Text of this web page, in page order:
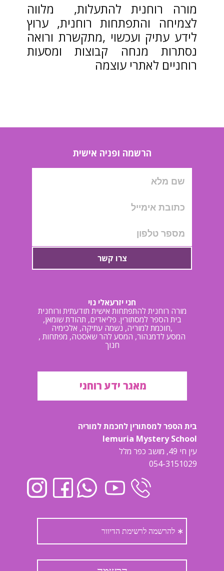
מורה רוחנית להתעלות, מלווה
לצמיחה והתפתחות רוחנית, ערוץ
לידע עתיק ועכשוי ,מתקשרת ורואה
נסתרות מנחה קבוצות ומסעות
רוחניים לאתרי עוצמה
הרשמה ופניה אישית
צרו קשר
חני יזרעאלי נוי
מורה רוחנית להתפתחות אישית תודעתית ורוחנית
בית הספר למסתורין. פליאדים, תהודת שומאן,
חוכמת למוריה, נשמה עתיקה, אלכימיה,
, המסע לדמנהור, המסע להר שאסטה, מפתחות
חנוך
מאגר ידע רוחני
בית הספר למסתורין לחכמת למוריה
lemuria Mystery School
עין חי 49, מושב כפר מלל
054-3151029